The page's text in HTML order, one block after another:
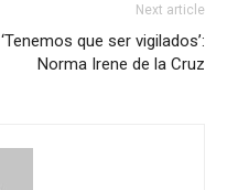
Next article
‘Tenemos que ser vigilados’:
Norma Irene de la Cruz